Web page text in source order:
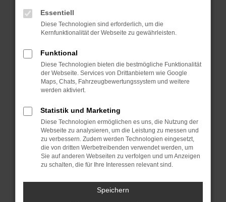
Prüfe deine Browsererweiterungen.
Manche Erweiterungen, wie Werbeblocker,
können das Laden bestimmter Seiten
anderen Browser oder in einem privaten
Fenster?
Starte dein Gerät neu.
vorübergehende Probleme zu beheben.
Stelle sicher, dass dein Browser und dein
Betriebssystem auf dem neuesten Stand
sind.
Veraltete Software birgt nicht nur ein
führen, dass bestimmte Funktionen nicht
Essentiell
Diese Technologien sind erforderlich, um die
Kernfunktionalität der Webseite zu gewährleisten.
Funktional
Diese Technologien bieten die bestmögliche Funktionalität
der Webseite. Services von Drittanbietern wie Google
Maps, Chats, Fahrzeugbewertungssystem und weitere
werden aktiviert.
Statistik und Marketing
Diese Technologien ermöglichen es uns, die Nutzung der
Webseite zu analysieren, um die Leistung zu messen und
zu verbessern. Zudem werden Technologien eingesetzt,
die von dritten Werbetreibenden verwendet werden, um
Sie auf anderen Webseiten zu verfolgen und um Anzeigen
zu schalten, die für Ihre Interessen relevant sind.
Speichern